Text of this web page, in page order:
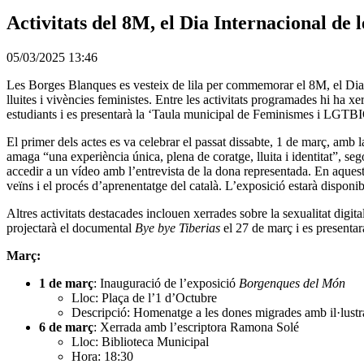
Activitats del 8M, el Dia Internacional de
05/03/2025 13:46
Les Borges Blanques es vesteix de lila per commemorar el 8M, el
lluites i vivències feministes. Entre les activitats programades hi ha
estudiants i es presentarà la ‘Taula municipal de Feminismes i
El primer dels actes es va celebrar el passat dissabte, 1 de març,
amaga “una experiència única, plena de coratge, lluita i identitat”,
accedir a un vídeo amb l’entrevista de la dona representada. En
veïns i el procés d’aprenentatge del català. L’exposició estarà
Altres activitats destacades inclouen xerrades sobre la sexualitat
projectarà el documental Bye bye Tiberias el 27 de març i es
Març:
1 de març: Inauguració de l’exposició Borgenques del Món
Lloc: Plaça de l’1 d’Octubre
Descripció: Homenatge a les dones migrades amb
6 de març: Xerrada amb l’escriptora Ramona Solé
Lloc: Biblioteca Municipal
Hora: 18:30